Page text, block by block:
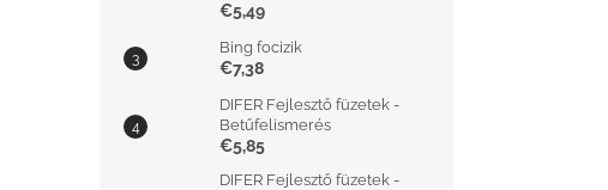
€5,49
Bing focizik
€7,38
DIFER Fejlesztő füzetek -
Betűfelismerés
€5,85
DIFER Fejlesztő füzetek -